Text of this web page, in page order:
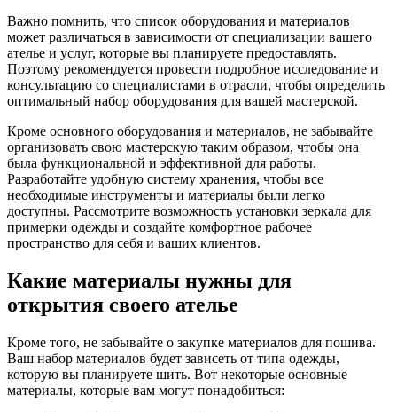
Важно помнить, что список оборудования и материалов
может различаться в зависимости от специализации вашего
ателье и услуг, которые вы планируете предоставлять.
Поэтому рекомендуется провести подробное исследование и
консультацию со специалистами в отрасли, чтобы определить
оптимальный набор оборудования для вашей мастерской.
Кроме основного оборудования и материалов, не забывайте
организовать свою мастерскую таким образом, чтобы она
была функциональной и эффективной для работы.
Разработайте удобную систему хранения, чтобы все
необходимые инструменты и материалы были легко
доступны. Рассмотрите возможность установки зеркала для
примерки одежды и создайте комфортное рабочее
пространство для себя и ваших клиентов.
Какие материалы нужны для
открытия своего ателье
Кроме того, не забывайте о закупке материалов для пошива.
Ваш набор материалов будет зависеть от типа одежды,
которую вы планируете шить. Вот некоторые основные
материалы, которые вам могут понадобиться: